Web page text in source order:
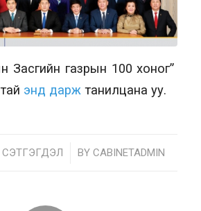
Засгийн газрын 100 хоног”
энд дарж танилцана уу.
СЭТГЭГДЭЛ
/ BY CABINETADMIN